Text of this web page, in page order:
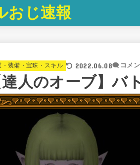
おじ速報
・装備・宝珠・スキル 2022.06.08 コメ
達人のオーブ】バ